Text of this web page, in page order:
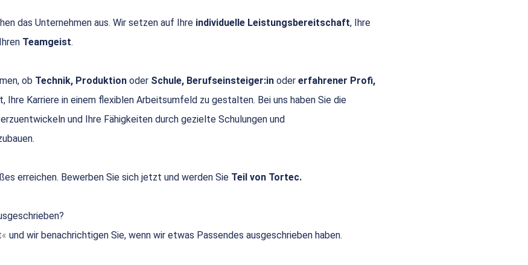
das Unternehmen aus. Wir setzen auf Ihre individuelle Leistungsbereitschaft, Ihre
Teamgeist.
ob Technik, Produktion oder Schule, Berufseinsteiger:in oder erfahrener Profi,
Ihre Karriere in einem flexiblen Arbeitsumfeld zu gestalten. Bei uns haben Sie die
und Ihre Fähigkeiten durch gezielte Schulungen und
erreichen. Bewerben Sie sich jetzt und werden Sie Teil von Tortec.
und wir benachrichtigen Sie, wenn wir etwas Passendes ausgeschrieben haben.